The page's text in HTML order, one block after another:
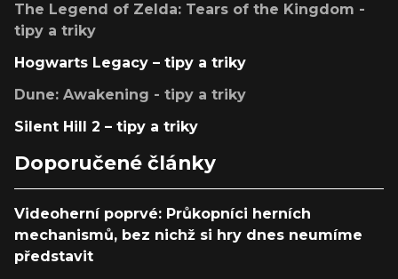
The Legend of Zelda: Tears of the Kingdom -
tipy a triky
Hogwarts Legacy – tipy a triky
Dune: Awakening - tipy a triky
Silent Hill 2 – tipy a triky
Doporučené články
Videoherní poprvé: Průkopníci herních
mechanismů, bez nichž si hry dnes neumíme
představit